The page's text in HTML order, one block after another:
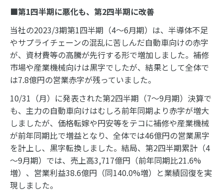
■第1四半期に悪化も、第2四半期に改善
当社の2023/3期第1四半期（4～6月期）は、半導体不足
やサプライチェーンの混乱に苦しんだ自動車向けの赤字
が、資材費等の高騰が先行する形で増加しました。補修
市場や産業機械向けは黒字でしたが、結果として全体で
は7.8億円の営業赤字が残っていました。
10/31（月）に発表された第2四半期（7～9月期）決算で
も、主力の自動車向けはむしろ前年同期より赤字が増大
しましたが、価格転嫁や円安等をテコに補修や産業機械
が前年同期比で増益となり、全体では46億円の営業黒字
を計上し、黒字転換しました。結局、第2四半期累計（4
～9月期）では、売上高3,717億円（前年同期比21.6%
増）、営業利益38.6億円（同140.0%増）と業績回復を実
現しました。